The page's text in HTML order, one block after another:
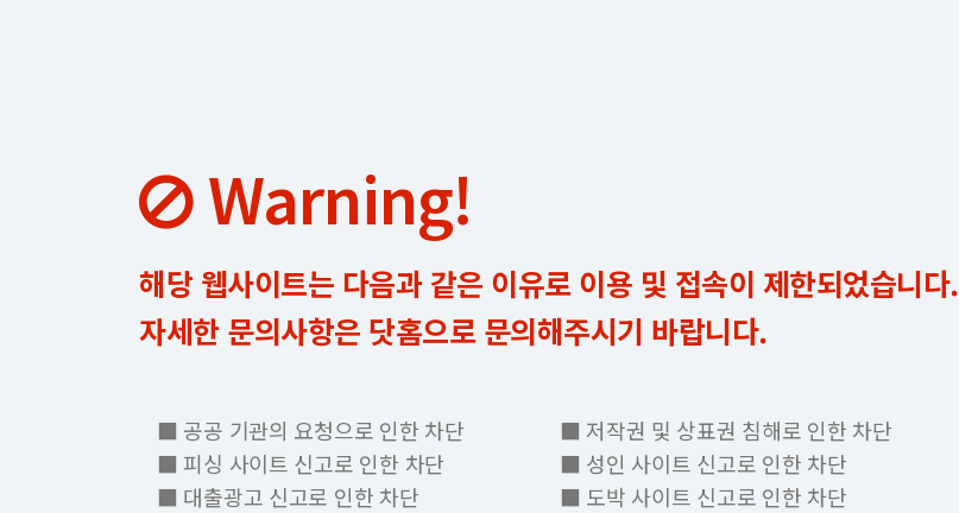
Warning!
해당 웹사이트는 다음과 같은 이유로 이용 및 접속이 제한되었습니다.
자세한 문의사항은 닷홈으로 문의해주시기 바랍니다.
■ 공공 기관의 요청으로 인한 차단
■ 피싱 사이트 신고로 인한 차단
■ 대출광고 신고로 인한 차단
■ 저작권 및 상표권 침해로 인한 차단
■ 성인 사이트 신고로 인한 차단
■ 도박 사이트 신고로 인한 차단